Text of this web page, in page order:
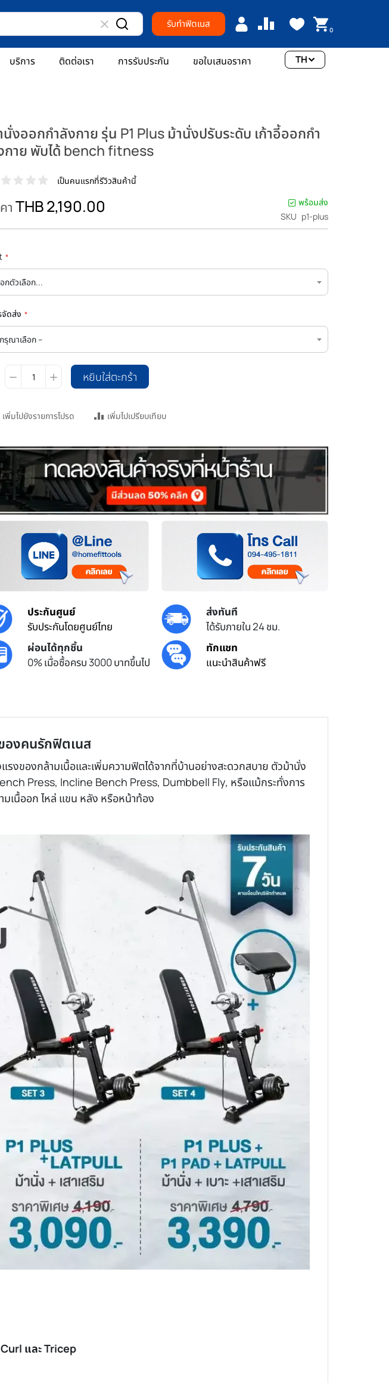
รับทำฟิตเนส 0
บริการ ติดต่อเรา การรับประกัน ขอใบเสนอราคา TH
นั่งออกกําลังกาย รุ่น P1 Plus ม้านั่งปรับระดับ เก้าอี้ออกกํา
กาย พับได้ bench fitness
เป็นคนแรกที่รีวิวสินค้านี้
า THB 2,190.00
พร้อมส่ง
SKU p1-plus
จัดส่ง
หยิบใส่ตะกร้า
เพิ่มไปยังรายการโปรด เพิ่มไปเปรียบเทียบ
ประกันศูนย์
รับประกันโดยศูนย์ไทย
ส่งทันที
ได้รับภายใน 24 ชม.
ผ่อนได้ทุกชิ้น
0% เมื่อซื้อครบ 3000 บาทขึ้นไป
ทักแชท
แนะนำสินค้าฟรี
องคนรักฟิตเนส
งของกล้ามเนื้อและเพิ่มความฟิตได้จากที่บ้านอย่างสะดวกสบาย ตัวม้านั่ง
Press, Incline Bench Press, Dumbbell Fly, หรือแม้กระทั่งการ
เนื้ออก ไหล่ แขน หลัง หรือหน้าท้อง
และ Tricep